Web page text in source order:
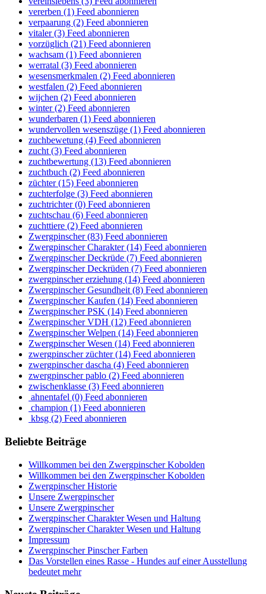
vererben (1) Feed abonnieren
verpaarung (2) Feed abonnieren
vitaler (3) Feed abonnieren
vorzüglich (21) Feed abonnieren
wachsam (1) Feed abonnieren
werratal (3) Feed abonnieren
wesensmerkmalen (2) Feed abonnieren
westfalen (2) Feed abonnieren
wijchen (2) Feed abonnieren
winter (2) Feed abonnieren
wunderbaren (1) Feed abonnieren
wundervollen wesenszüge (1) Feed abonnieren
zuchbewetung (4) Feed abonnieren
zucht (3) Feed abonnieren
zuchtbewertung (13) Feed abonnieren
zuchtbuch (2) Feed abonnieren
züchter (15) Feed abonnieren
zuchterfolge (3) Feed abonnieren
zuchtrichter (0) Feed abonnieren
zuchtschau (6) Feed abonnieren
zuchttiere (2) Feed abonnieren
Zwergpinscher (83) Feed abonnieren
Zwergpinscher Charakter (14) Feed abonnieren
Zwergpinscher Deckrüde (7) Feed abonnieren
Zwergpinscher Deckrüden (7) Feed abonnieren
zwergpinscher erziehung (14) Feed abonnieren
Zwergpinscher Gesundheit (8) Feed abonnieren
Zwergpinscher Kaufen (14) Feed abonnieren
Zwergpinscher PSK (14) Feed abonnieren
Zwergpinscher VDH (12) Feed abonnieren
Zwergpinscher Welpen (14) Feed abonnieren
Zwergpinscher Wesen (14) Feed abonnieren
zwergpinscher züchter (14) Feed abonnieren
zwergpinscher dascha (4) Feed abonnieren
zwergpinscher pablo (2) Feed abonnieren
zwischenklasse (3) Feed abonnieren
ahnentafel (0) Feed abonnieren
champion (1) Feed abonnieren
kbsg (2) Feed abonnieren
Beliebte Beiträge
Willkommen bei den Zwergpinscher Kobolden
Willkommen bei den Zwergpinscher Kobolden
Zwergpinscher Historie
Unsere Zwergpinscher
Unsere Zwergpinscher
Zwergpinscher Charakter Wesen und Haltung
Zwergpinscher Charakter Wesen und Haltung
Impressum
Zwergpinscher Pinscher Farben
Das Vorstellen eines Rasse - Hundes auf einer Ausstellung
bedeutet mehr